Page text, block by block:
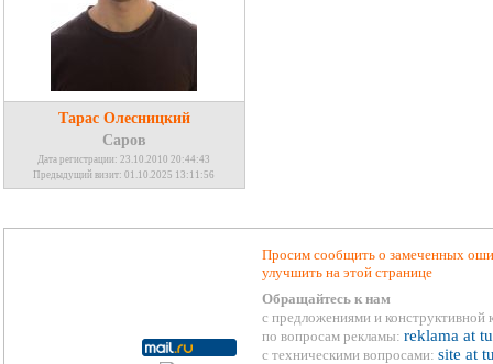
Тарас Олесницкий
Саров
Дата регистрации: 23.10.2010 20:44:43
Предыдущий визит: 01.10.2025 13:11:56
Просим сообщить о замеченных
улучшить на этой странице
Обращайтесь к нам
с предложениями и конструктивной
по вопросам рекламы: reklama at
с техническими вопросами: site at